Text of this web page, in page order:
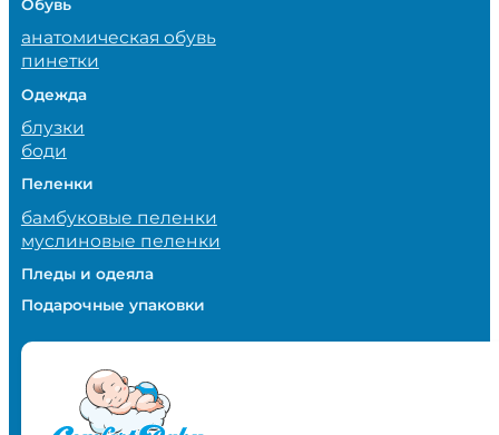
Обувь
анатомическая обувь
пинетки
Одежда
блузки
боди
Пеленки
бамбуковые пеленки
муслиновые пеленки
Пледы и одеяла
Подарочные упаковки